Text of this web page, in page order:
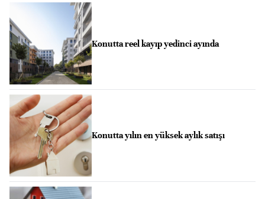
Konutta reel kayıp yedinci ayında
Konutta yılın en yüksek aylık satışı